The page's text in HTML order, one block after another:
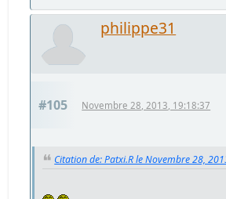
philippe31
#105 Novembre 28, 2013, 19:18:37
Citation de: Patxi.R le Novembre 28,